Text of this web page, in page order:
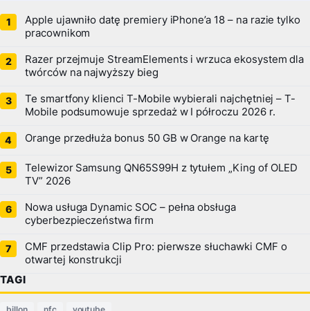
Apple ujawniło datę premiery iPhone’a 18 – na razie tylko
pracownikom
Razer przejmuje StreamElements i wrzuca ekosystem dla
twórców na najwyższy bieg
Te smartfony klienci T-Mobile wybierali najchętniej – T-
Mobile podsumowuje sprzedaż w I półroczu 2026 r.
Orange przedłuża bonus 50 GB w Orange na kartę
Telewizor Samsung QN65S99H z tytułem „King of OLED
TV” 2026
Nowa usługa Dynamic SOC – pełna obsługa
cyberbezpieczeństwa firm
CMF przedstawia Clip Pro: pierwsze słuchawki CMF o
otwartej konstrukcji
TAGI